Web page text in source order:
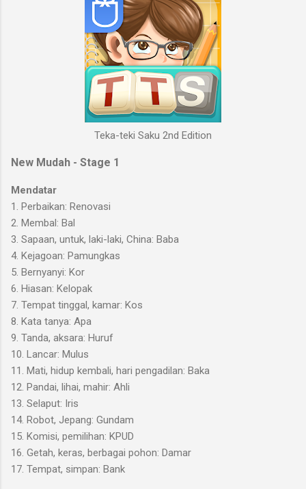
Teka-teki Saku 2nd Edition
New Mudah - Stage 1
Mendatar
1. Perbaikan: Renovasi
2. Membal: Bal
3. Sapaan, untuk, laki-laki, China: Baba
4. Kejagoan: Pamungkas
5. Bernyanyi: Kor
6. Hiasan: Kelopak
7. Tempat tinggal, kamar: Kos
8. Kata tanya: Apa
9. Tanda, aksara: Huruf
10. Lancar: Mulus
11. Mati, hidup kembali, hari pengadilan: Baka
12. Pandai, lihai, mahir: Ahli
13. Selaput: Iris
14. Robot, Jepang: Gundam
15. Komisi, pemilihan: KPUD
16. Getah, keras, berbagai pohon: Damar
17. Tempat, simpan: Bank